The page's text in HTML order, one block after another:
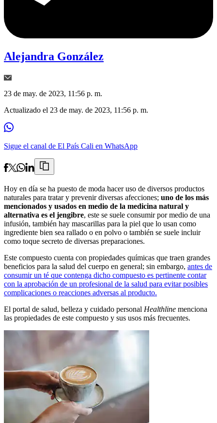
Alejandra González
23 de may. de 2023, 11:56 p. m.
Actualizado el 23 de may. de 2023, 11:56 p. m.
Sigue el canal de El País Cali en WhatsApp
Hoy en día se ha puesto de moda hacer uso de diversos productos
naturales para tratar y prevenir diversas afecciones; uno de los más
mencionados y usados en medio de la medicina natural y
alternativa es el jengibre, este se suele consumir por medio de una
infusión, también hay mascarillas para la piel que lo usan como
ingrediente bien sea rallado o en polvo o también se suele incluir
como toque secreto de diversas preparaciones.
Este compuesto cuenta con propiedades químicas que traen grandes
beneficios para la salud del cuerpo en general; sin embargo, antes de
consumir un té que contenga dicho compuesto es pertinente contar
con la aprobación de un profesional de la salud para evitar posibles
complicaciones o reacciones adversas al producto.
El portal de salud, belleza y cuidado personal Healthline menciona
las propiedades de este compuesto y sus usos más frecuentes.